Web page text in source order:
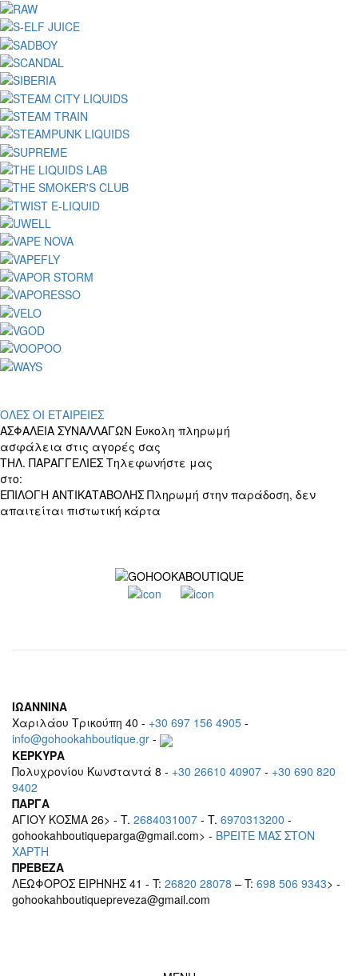
ΟΛΕΣ ΟΙ ΕΤΑΙΡΕΙΕΣ
ΑΣΦΑΛΕΙΑ ΣΥΝΑΛΛΑΓΩΝ Ευκολη πληρωμή
ασφάλεια στις αγορές σας
ΤΗΛ. ΠΑΡΑΓΓΕΛΙΕΣ Τηλεφωνήστε μας
στο:
ΕΠΙΛΟΓΗ ΑΝΤΙΚΑΤΑΒΟΛΗΣ Πληρωμή στην παράδοση, δεν
απαιτείται πιστωτική κάρτα
ΙΩΑΝΝΙΝΑ
Χαριλάου Τρικούπη 40 - +30 697 156 4905 -
info@gohookahboutique.gr -
ΚΕΡΚΥΡΑ
Πολυχρονίου Κωνσταντά 8 - +30 26610 40907 - +30 690 820
9402
ΠΑΡΓΑ
ΑΓΙΟΥ ΚΟΣΜΑ 26> - T. 2684031007 - T. 6970313200 -
gohookahboutiqueparga@gmail.com> - BΡEITE MAΣ ΣΤΟΝ
ΧΑΡΤΗ
ΠΡΕΒΕΖΑ
ΛΕΩΦΟΡΟΣ ΕΙΡΗΝΗΣ 41 - T: 26820 28078 – T: 698 506 9343> -
gohookahboutiquepreveza@gmail.com